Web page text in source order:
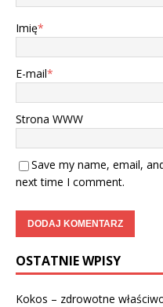
Imię*
E-mail*
Strona WWW
Save my name, email,
next time I comment.
OSTATNIE WPISY
Kokos – zdrowotne